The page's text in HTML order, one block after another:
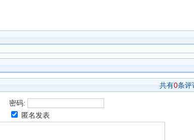
共有0条评
密码:
匿名发表